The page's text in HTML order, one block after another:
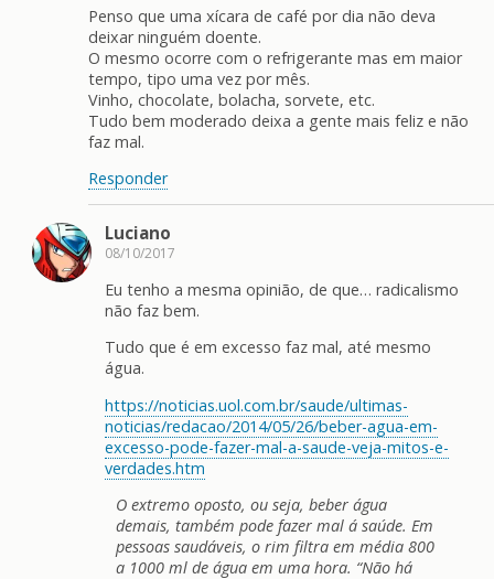
Penso que uma xícara de café por dia não deva
deixar ninguém doente.
O mesmo ocorre com o refrigerante mas em maior
tempo, tipo uma vez por mês.
Vinho, chocolate, bolacha, sorvete, etc.
Tudo bem moderado deixa a gente mais feliz e não
faz mal.
Responder
Luciano
08/10/2017
Eu tenho a mesma opinião, de que… radicalismo
não faz bem.
Tudo que é em excesso faz mal, até mesmo
água.
https://noticias.uol.com.br/saude/ultimas-
noticias/redacao/2014/05/26/beber-agua-em-
excesso-pode-fazer-mal-a-saude-veja-mitos-e-
verdades.htm
O extremo oposto, ou seja, beber água
demais, também pode fazer mal á saúde. Em
pessoas saudáveis, o rim filtra em média 800
a 1000 ml de água em uma hora. “Não há